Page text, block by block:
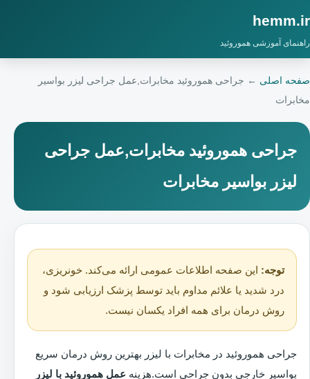
hemm.ir
راهنمای آموزشی هموروئید
صفحه اصلی ← جراحی هموروئید مخابرات,عمل جراحی لیزر بواسیر
مخابرات
جراحی هموروئید مخابرات,عمل جراحی
لیزر بواسیر مخابرات
توجه: این صفحه اطلاعات عمومی ارائه می‌کند. خونریزی،
درد شدید یا علائم مداوم باید توسط پزشک ارزیابی شود و
روش درمان برای همه افراد یکسان نیست.
جراحی هموروئید در مخابرات با لیزر بهترین روش درمان سریع
بواسیر خارجی بدون جراحی است.هزینه عمل هموروئید با لیزر